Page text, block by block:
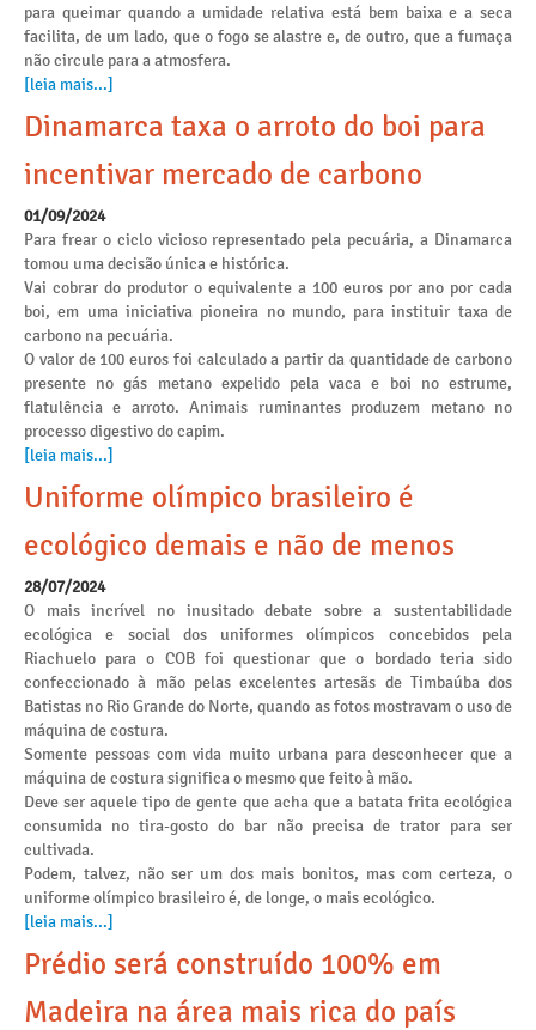
para queimar quando a umidade relativa está bem baixa e a seca
facilita, de um lado, que o fogo se alastre e, de outro, que a fumaça
não circule para a atmosfera.
[leia mais...]
Dinamarca taxa o arroto do boi para
incentivar mercado de carbono
01/09/2024
Para frear o ciclo vicioso representado pela pecuária, a Dinamarca
tomou uma decisão única e histórica.
Vai cobrar do produtor o equivalente a 100 euros por ano por cada
boi, em uma iniciativa pioneira no mundo, para instituir taxa de
carbono na pecuária.
O valor de 100 euros foi calculado a partir da quantidade de carbono
presente no gás metano expelido pela vaca e boi no estrume,
flatulência e arroto. Animais ruminantes produzem metano no
processo digestivo do capim.
[leia mais...]
Uniforme olímpico brasileiro é
ecológico demais e não de menos
28/07/2024
O mais incrível no inusitado debate sobre a sustentabilidade
ecológica e social dos uniformes olímpicos concebidos pela
Riachuelo para o COB foi questionar que o bordado teria sido
confeccionado à mão pelas excelentes artesãs de Timbaúba dos
Batistas no Rio Grande do Norte, quando as fotos mostravam o uso de
máquina de costura.
Somente pessoas com vida muito urbana para desconhecer que a
máquina de costura significa o mesmo que feito à mão.
Deve ser aquele tipo de gente que acha que a batata frita ecológica
consumida no tira-gosto do bar não precisa de trator para ser
cultivada.
Podem, talvez, não ser um dos mais bonitos, mas com certeza, o
uniforme olímpico brasileiro é, de longe, o mais ecológico.
[leia mais...]
Prédio será construído 100% em
Madeira na área mais rica do país